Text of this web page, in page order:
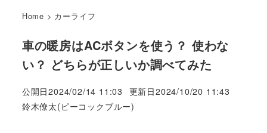
Home > カーライフ
車の暖房はACボタンを使う？ 使わな
い？ どちらが正しいか調べてみた
公開日2024/02/14 11:03 更新日2024/10/20 11:43
著
鈴木僚太(ピーコックブルー)